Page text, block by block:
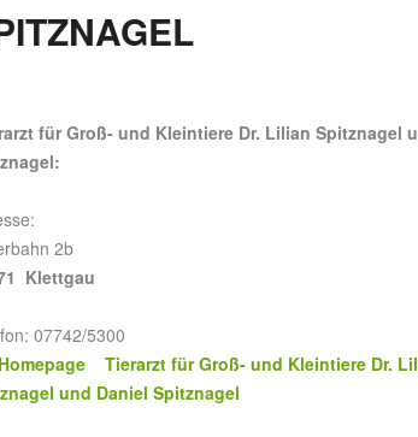
für Groß- und Kleintiere Dr. Lilian Spitznagel
2b
Klettgau
07742/5300
Tierarzt für Groß- und Kleintiere Dr.
und Daniel Spitznagel